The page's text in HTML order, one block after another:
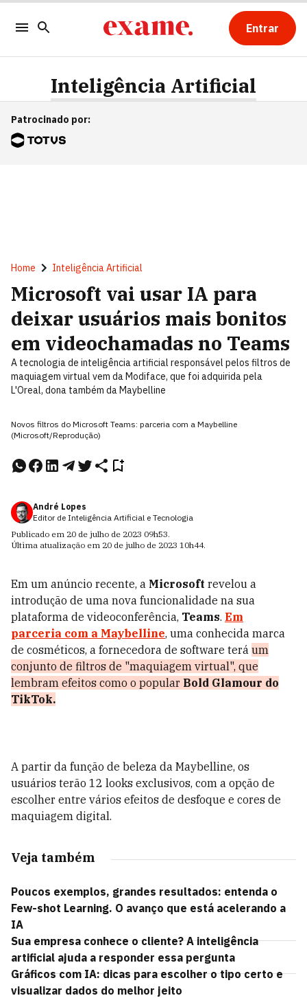
Entrar
Inteligência Artificial
Patrocinado por:
Home Inteligência Artificial
Microsoft vai usar IA para
deixar usuários mais bonitos
em videochamadas no Teams
A tecnologia de inteligência artificial responsável pelos filtros de
maquiagem virtual vem da Modiface, que foi adquirida pela
L'Oreal, dona também da Maybelline
Novos filtros do Microsoft Teams: parceria com a Maybelline
(Microsoft/Reprodução)
André Lopes
Editor de Inteligência Artificial e Tecnologia
Publicado em 20 de julho de 2023 09h53.
Última atualização em 20 de julho de 2023 10h44.
Em um anúncio recente, a Microsoft revelou a
introdução de uma nova funcionalidade na sua
plataforma de videoconferência, Teams. Em
parceria com a Maybelline, uma conhecida marca
de cosméticos, a fornecedora de software terá um
conjunto de filtros de "maquiagem virtual", que
lembram efeitos como o popular Bold Glamour do
TikTok.
A partir da função de beleza da Maybelline, os
usuários terão 12 looks exclusivos, com a opção de
escolher entre vários efeitos de desfoque e cores de
maquiagem digital.
Veja também
Poucos exemplos, grandes resultados: entenda o
Few-shot Learning. O avanço que está acelerando a
IA
Sua empresa conhece o cliente? A inteligência
artificial ajuda a responder essa pergunta
Gráficos com IA: dicas para escolher o tipo certo e
visualizar dados do melhor jeito